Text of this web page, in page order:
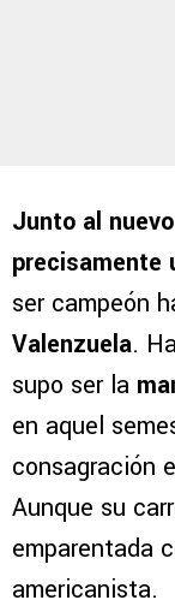
Junto al
precisamente
ser campeón
Valenzuela.
supo ser la
en aquel
consagración
Aunque su
emparentada
americanista.